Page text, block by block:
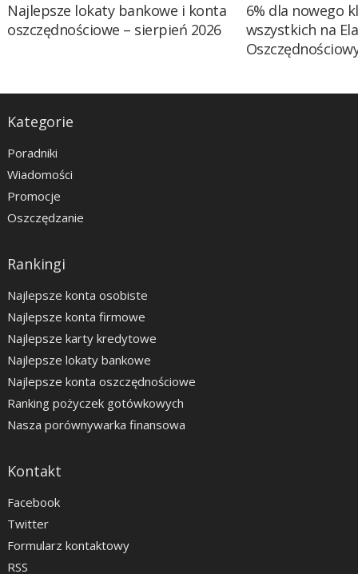
Najlepsze lokaty bankowe i konta
oszczędnościowe – sierpień 2026
6% dla nowego
wszystkich na
Kategorie
Poradniki
Wiadomości
Promocje
Oszczędzanie
Rankingi
Najlepsze konta osobiste
Najlepsze konta firmowe
Najlepsze karty kredytowe
Najlepsze lokaty bankowe
Najlepsze konta oszczędnościowe
Ranking pożyczek gotówkowych
Nasza porównywarka finansowa
Kontakt
Facebook
Twitter
Formularz kontaktowy
RSS